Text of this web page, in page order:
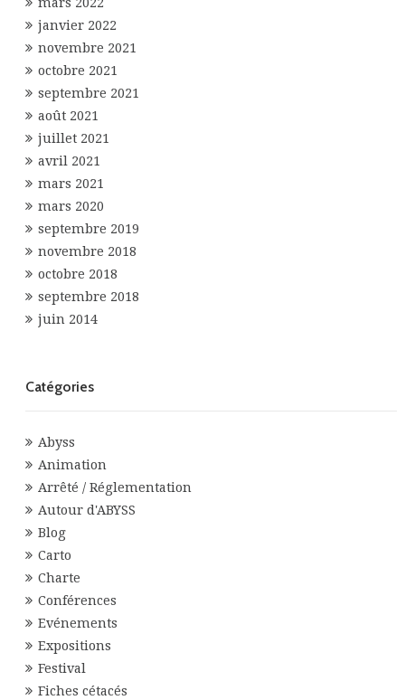
janvier 2022
novembre 2021
octobre 2021
septembre 2021
août 2021
juillet 2021
avril 2021
mars 2021
mars 2020
septembre 2019
novembre 2018
octobre 2018
septembre 2018
juin 2014
Catégories
Abyss
Animation
Arrêté / Réglementation
Autour d'ABYSS
Blog
Carto
Charte
Conférences
Evénements
Expositions
Festival
Fiches cétacés